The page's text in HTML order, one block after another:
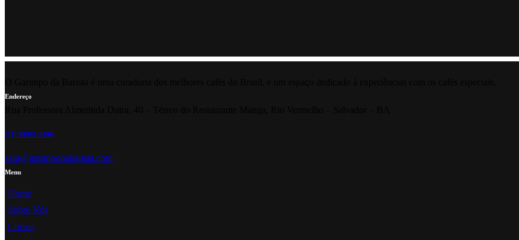
Endereço
(71) 99961-5186
sara@garimpodabarista.com
Menu
Home
Sobre Nós
Cursos